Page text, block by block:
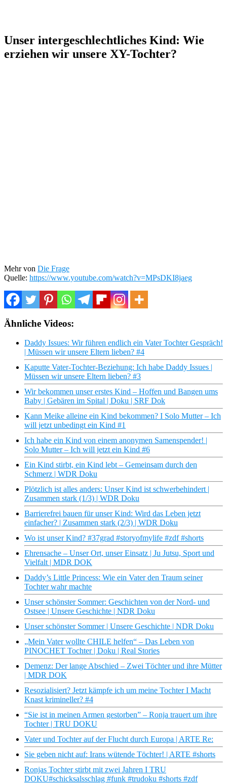
Unser intergeschlechtliches Kind: Wie
erziehen wir unsere XY-Tochter?
Mehr von Die Frage
Quelle: https://www.youtube.com/watch?v=MPsDKI8jaeg
Ähnliche Videos:
Daddy Issues: Wir führen endlich ein Vater Tochter Gespräch!
| Müssen wir unsere Eltern lieben? #4
Kaputte Vater-Tochter-Beziehung: Ich habe Daddy Issues |
Müssen wir unsere Eltern lieben? #3
Wir bekommen unser erstes Kind – Hoffen und Bangen ums
Baby | Gebären im Spital | Doku | SRF Dok
Kann Meike alleine ein Kind bekommen? I Solo Mutter – Ich
will jetzt unbedingt ein Kind #1
Ich habe ein Kind von einem anonymen Samenspender! |
Solo Mutter – Ich will jetzt ein Kind #6
Ein Kind stirbt, ein Kind lebt – Gemeinsam durch den
Schmerz | WDR Doku
Plötzlich ist alles anders: Unser Kind ist schwerbehindert |
Zusammen stark (1/3) | WDR Doku
Barrierefrei bauen für unser Kind: Wird das Leben jetzt
einfacher? | Zusammen stark (2/3) | WDR Doku
Wo ist unser Kind? #37grad #storyofmylife #zdf #shorts
Ehrensache – Unser Ort, unser Einsatz | Ju Jutsu, Sport und
Vielfalt | MDR DOK
Daddy’s Little Princess: Wie ein Vater den Traum seiner
Tochter wahr machte
Unser schönster Sommer: Geschichten von der Nord- und
Ostsee | Unsere Geschichte | NDR Doku
Unser schönster Sommer | Unsere Geschichte | NDR Doku
„Mein Vater wollte CHILE helfen“ – Das Leben von
PINOCHET Tochter | Doku | Real Stories
Demenz: Der lange Abschied – Zwei Töchter und ihre Mütter
| MDR DOK
Resozialisiert? Jetzt kämpfe ich um meine Tochter I Macht
Knast krimineller? #4
“Sie ist in meinen Armen gestorben” – Ronja trauert um ihre
Tochter | TRU DOKU
Vater und Tochter auf der Flucht durch Europa | ARTE Re:
Sie geben nicht auf: Irans wütende Töchter! | ARTE #shorts
Ronjas Tochter stirbt mit zwei Jahren I TRU
DOKU#schicksalsschlag #funk #trudoku #shorts #zdf